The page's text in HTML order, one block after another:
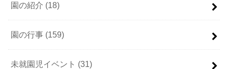
園の紹介 (18)
園の行事 (159)
未就園児イベント (31)